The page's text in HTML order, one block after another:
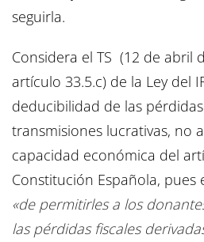
seguirla.
Considera el TS (12 de abril
artículo 33.5.c) de la Ley del
deducibilidad de las
transmisiones lucrativas, no
capacidad económica del
Constitución Española, pues
«de permitirles a los
las pérdidas fiscales